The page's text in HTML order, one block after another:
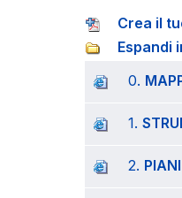
Crea il
Espandi
0.
1.
2.